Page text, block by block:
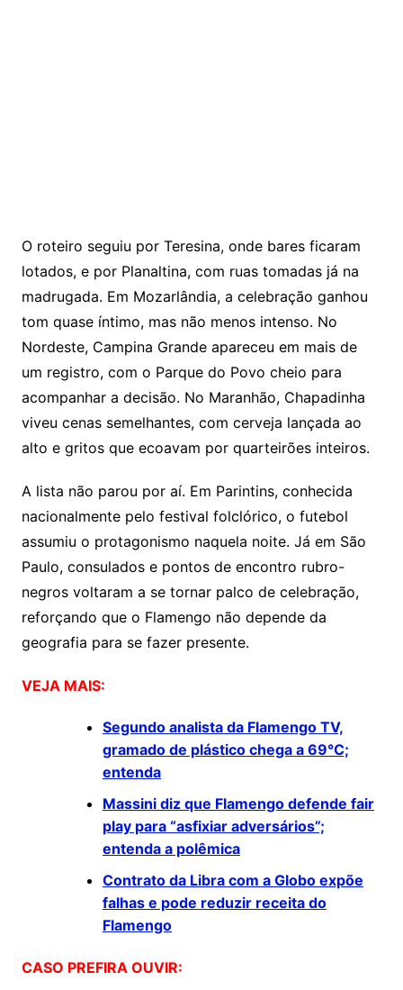
O roteiro seguiu por Teresina, onde bares ficaram
lotados, e por Planaltina, com ruas tomadas já na
madrugada. Em Mozarlândia, a celebração ganhou
tom quase íntimo, mas não menos intenso. No
Nordeste, Campina Grande apareceu em mais de
um registro, com o Parque do Povo cheio para
acompanhar a decisão. No Maranhão, Chapadinha
viveu cenas semelhantes, com cerveja lançada ao
alto e gritos que ecoavam por quarteirões inteiros.
A lista não parou por aí. Em Parintins, conhecida
nacionalmente pelo festival folclórico, o futebol
assumiu o protagonismo naquela noite. Já em São
Paulo, consulados e pontos de encontro rubro-
negros voltaram a se tornar palco de celebração,
reforçando que o Flamengo não depende da
geografia para se fazer presente.
VEJA MAIS:
Segundo analista da Flamengo TV,
gramado de plástico chega a 69°C;
entenda
Massini diz que Flamengo defende fair
play para “asfixiar adversários”;
entenda a polêmica
Contrato da Libra com a Globo expõe
falhas e pode reduzir receita do
Flamengo
CASO PREFIRA OUVIR: